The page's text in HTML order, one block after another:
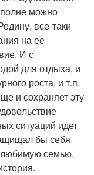
можно
все-таки
на ее
И с
для отдыха, и
роста, и т.п.
и сохраняет эту
ситуаций идет
бы себя
семью.